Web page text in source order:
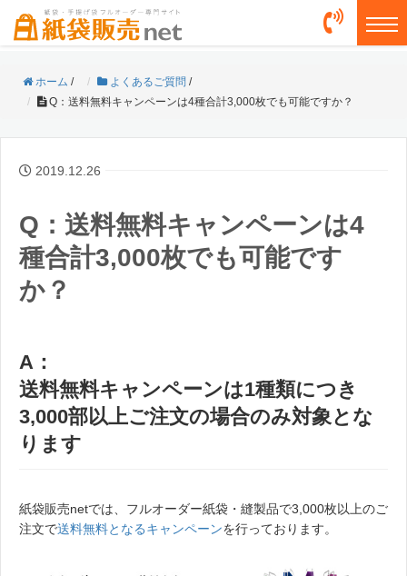
ホーム / よくあるご質問 /
Q：送料無料キャンペーンは4種合計3,000枚でも可能ですか？
2019.12.26
Q：送料無料キャンペーンは4
種合計3,000枚でも可能です
か？
A：
送料無料キャンペーンは1種類につき
3,000部以上ご注文の場合のみ対象とな
ります
紙袋販売netでは、フルオーダー紙袋・縫製品で3,000枚以上のご
注文で送料無料となるキャンペーンを行っております。